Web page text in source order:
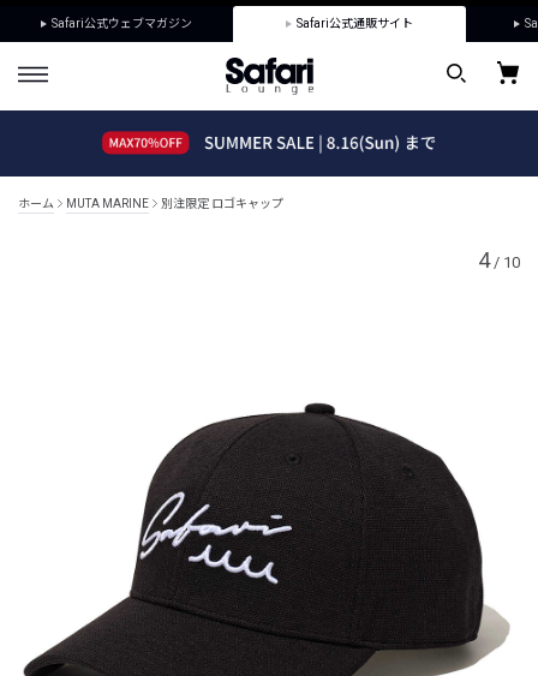
Safari公式ウェブマガジン Safari公式通販サイト
ホーム MUTA MARINE 別注限定 ロゴキャップ
4/ 10